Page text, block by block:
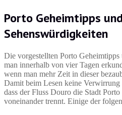
Porto Geheimtipps
Sehenswürdigkeiten
Die vorgestellten Porto
man innerhalb von vier Tagen
wenn man mehr Zeit in dieser
Damit beim Lesen keine
dass der Fluss Douro die Stadt
voneinander trennt. Einige der